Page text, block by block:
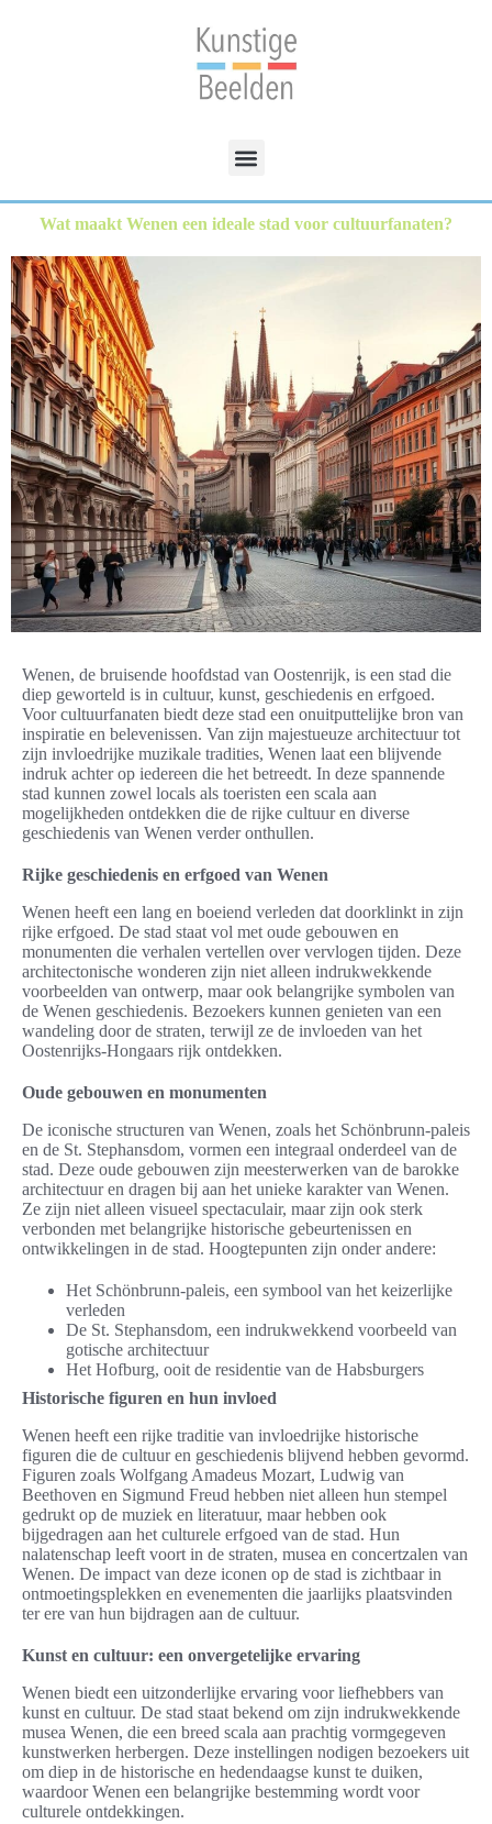
Wat maakt Wenen een ideale stad voor cultuurfanaten?
Wenen, de bruisende hoofdstad van Oostenrijk, is een stad die
diep geworteld is in cultuur, kunst, geschiedenis en erfgoed.
Voor cultuurfanaten biedt deze stad een onuitputtelijke bron van
inspiratie en belevenissen. Van zijn majestueuze architectuur tot
zijn invloedrijke muzikale tradities, Wenen laat een blijvende
indruk achter op iedereen die het betreedt. In deze spannende
stad kunnen zowel locals als toeristen een scala aan
mogelijkheden ontdekken die de rijke cultuur en diverse
geschiedenis van Wenen verder onthullen.
Rijke geschiedenis en erfgoed van Wenen
Wenen heeft een lang en boeiend verleden dat doorklinkt in zijn
rijke erfgoed. De stad staat vol met oude gebouwen en
monumenten die verhalen vertellen over vervlogen tijden. Deze
architectonische wonderen zijn niet alleen indrukwekkende
voorbeelden van ontwerp, maar ook belangrijke symbolen van
de Wenen geschiedenis. Bezoekers kunnen genieten van een
wandeling door de straten, terwijl ze de invloeden van het
Oostenrijks-Hongaars rijk ontdekken.
Oude gebouwen en monumenten
De iconische structuren van Wenen, zoals het Schönbrunn-paleis
en de St. Stephansdom, vormen een integraal onderdeel van de
stad. Deze oude gebouwen zijn meesterwerken van de barokke
architectuur en dragen bij aan het unieke karakter van Wenen.
Ze zijn niet alleen visueel spectaculair, maar zijn ook sterk
verbonden met belangrijke historische gebeurtenissen en
ontwikkelingen in de stad. Hoogtepunten zijn onder andere:
Het Schönbrunn-paleis, een symbool van het keizerlijke
verleden
De St. Stephansdom, een indrukwekkend voorbeeld van
gotische architectuur
Het Hofburg, ooit de residentie van de Habsburgers
Historische figuren en hun invloed
Wenen heeft een rijke traditie van invloedrijke historische
figuren die de cultuur en geschiedenis blijvend hebben gevormd.
Figuren zoals Wolfgang Amadeus Mozart, Ludwig van
Beethoven en Sigmund Freud hebben niet alleen hun stempel
gedrukt op de muziek en literatuur, maar hebben ook
bijgedragen aan het culturele erfgoed van de stad. Hun
nalatenschap leeft voort in de straten, musea en concertzalen van
Wenen. De impact van deze iconen op de stad is zichtbaar in
ontmoetingsplekken en evenementen die jaarlijks plaatsvinden
ter ere van hun bijdragen aan de cultuur.
Kunst en cultuur: een onvergetelijke ervaring
Wenen biedt een uitzonderlijke ervaring voor liefhebbers van
kunst en cultuur. De stad staat bekend om zijn indrukwekkende
musea Wenen, die een breed scala aan prachtig vormgegeven
kunstwerken herbergen. Deze instellingen nodigen bezoekers uit
om diep in de historische en hedendaagse kunst te duiken,
waardoor Wenen een belangrijke bestemming wordt voor
culturele ontdekkingen.